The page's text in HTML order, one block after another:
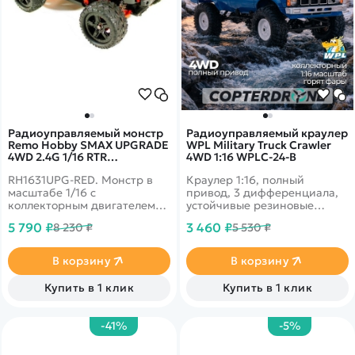
Радиоуправляемый краулер
WPL Military Truck Crawler
4WD 1:16 WPLC-24-B
Краулер 1:16, полный
привод, 3 дифференциала,
устойчивые резиновые
кузова. Скорость до 10 км/ч,
работы 15-25 минут.
3 460 ₽5 530 ₽
В корзину
Купить в 1 клик
Радиоуправляемый монстр
Remo Hobby SMAX UPGRADE
4WD 2.4G 1/16 RTR
RH1631UPG-RED. Монстр в
масштабе 1/16 с
коллекторным двигателем
влагозащищенным
Тюнинговые детали
установлены сразу на
заводе.
5 790 ₽8 230 ₽
В корзину
Купить в 1 клик
-41% -5%